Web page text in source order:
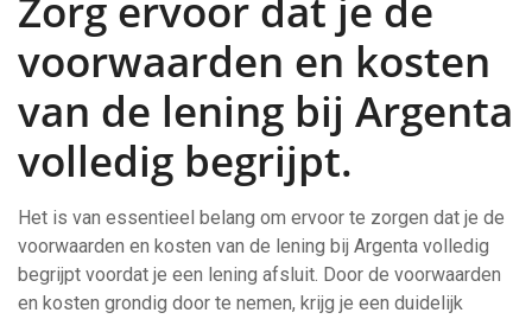
Zorg ervoor dat je de
voorwaarden en kosten
van de lening bij Argenta
volledig begrijpt.
Het is van essentieel belang om ervoor te zorgen dat je de
voorwaarden en kosten van de lening bij Argenta volledig
begrijpt voordat je een lening afsluit. Door de voorwaarden
en kosten grondig door te nemen, krijg je een duidelijk